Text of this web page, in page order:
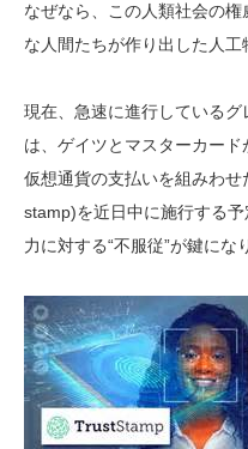
なぜなら、この人類社会の
な人間たちが作り出した人工
現在、急速に進行している
は、ゲイツとマスターカー
仮想通貨の支払いを組みわ
stamp)を近日中に施行する
力に対する“不服従”が鍵にな